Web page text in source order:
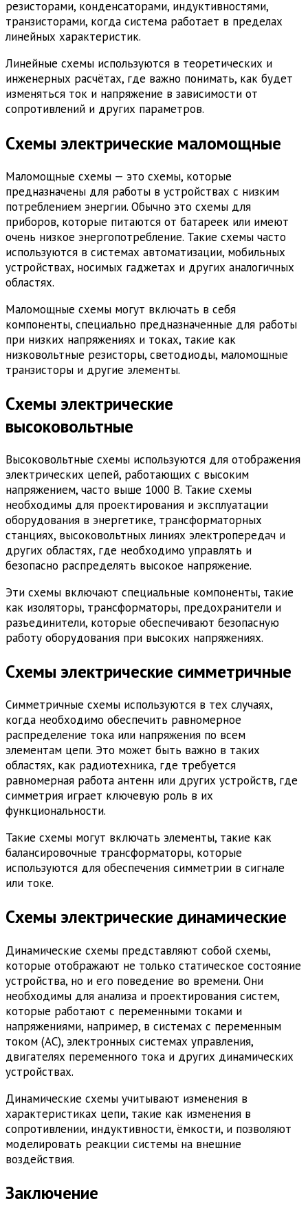
резисторами, конденсаторами, индуктивностями,
транзисторами, когда система работает в пределах
линейных характеристик.
Линейные схемы используются в теоретических и
инженерных расчётах, где важно понимать, как будет
изменяться ток и напряжение в зависимости от
сопротивлений и других параметров.
Схемы электрические маломощные
Маломощные схемы — это схемы, которые
предназначены для работы в устройствах с низким
потреблением энергии. Обычно это схемы для
приборов, которые питаются от батареек или имеют
очень низкое энергопотребление. Такие схемы часто
используются в системах автоматизации, мобильных
устройствах, носимых гаджетах и других аналогичных
областях.
Маломощные схемы могут включать в себя
компоненты, специально предназначенные для работы
при низких напряжениях и токах, такие как
низковольтные резисторы, светодиоды, маломощные
транзисторы и другие элементы.
Схемы электрические
высоковольтные
Высоковольтные схемы используются для отображения
электрических цепей, работающих с высоким
напряжением, часто выше 1000 В. Такие схемы
необходимы для проектирования и эксплуатации
оборудования в энергетике, трансформаторных
станциях, высоковольтных линиях электропередач и
других областях, где необходимо управлять и
безопасно распределять высокое напряжение.
Эти схемы включают специальные компоненты, такие
как изоляторы, трансформаторы, предохранители и
разъединители, которые обеспечивают безопасную
работу оборудования при высоких напряжениях.
Схемы электрические симметричные
Симметричные схемы используются в тех случаях,
когда необходимо обеспечить равномерное
распределение тока или напряжения по всем
элементам цепи. Это может быть важно в таких
областях, как радиотехника, где требуется
равномерная работа антенн или других устройств, где
симметрия играет ключевую роль в их
функциональности.
Такие схемы могут включать элементы, такие как
балансировочные трансформаторы, которые
используются для обеспечения симметрии в сигнале
или токе.
Схемы электрические динамические
Динамические схемы представляют собой схемы,
которые отображают не только статическое состояние
устройства, но и его поведение во времени. Они
необходимы для анализа и проектирования систем,
которые работают с переменными токами и
напряжениями, например, в системах с переменным
током (AC), электронных системах управления,
двигателях переменного тока и других динамических
устройствах.
Динамические схемы учитывают изменения в
характеристиках цепи, такие как изменения в
сопротивлении, индуктивности, ёмкости, и позволяют
моделировать реакции системы на внешние
воздействия.
Заключение